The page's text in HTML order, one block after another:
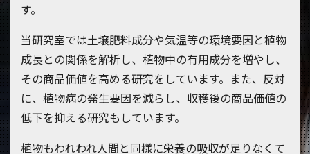
す。
当研究室では土壌肥料成分や気温等の環境要因と植物
成長との関係を解析し、植物中の有用成分を増やし、
その商品価値を高める研究をしています。また、反対
に、植物病の発生要因を減らし、収穫後の商品価値の
低下を抑える研究もしています。
植物もわれわれ人間と同様に栄養の吸収が足りなくて